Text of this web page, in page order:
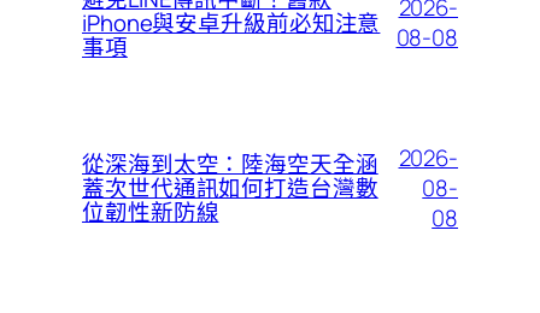
iPhone與安卓升級前必知注意
事項
2026-
08-08
從深海到太空：陸海空天全涵
蓋次世代通訊如何打造台灣數
位韌性新防線
2026-
08-
08